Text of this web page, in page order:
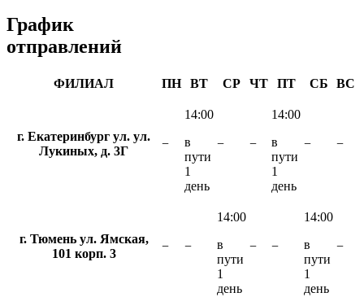
График
отправлений
ФИЛИАЛ ПН ВТ СР ЧТ ПТ СБ ВС
г. Екатеринбург ул. ул.
Лукиных, д. 3Г
−
14:00
в
пути
1
день
− −
14:00
в
пути
1
день
− −
г. Тюмень ул. Ямская,
101 корп. 3
− −
14:00
в
пути
1
день
− −
14:00
в
пути
1
день
−